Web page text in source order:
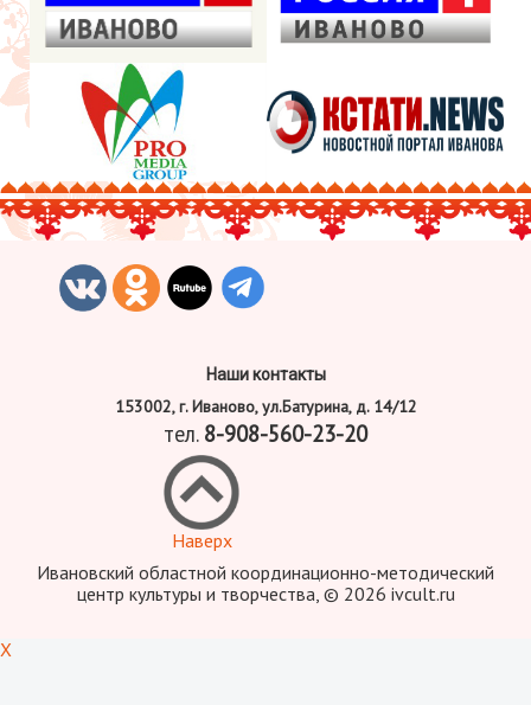
Наши контакты
153002, г. Иваново, ул.Батурина, д. 14/12
тел. 8-908-560-23-20
Наверх
Ивановский областной координационно-методический
центр культуры и творчества, © 2026 ivcult.ru
X